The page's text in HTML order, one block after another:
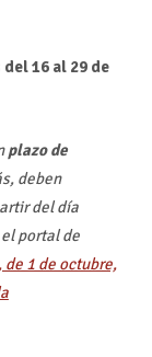
16 al 29 de
plazo de
deben
del día
portal de
1 de octubre,